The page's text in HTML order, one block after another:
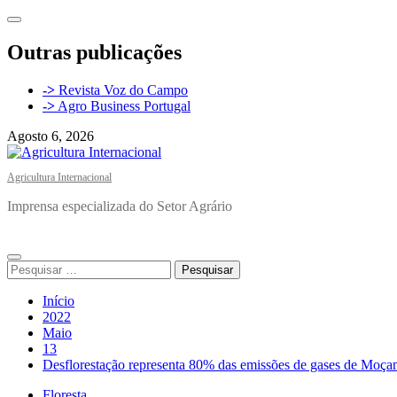
Avançar
o
conteúdo
Outras publicações
-> Revista Voz do Campo
-> Agro Business Portugal
Agosto 6, 2026
Agricultura Internacional
Imprensa especializada do Setor Agrário
Menu
principal
Pesquisar
por:
Início
2022
Maio
13
Desflorestação representa 80% das emissões de gases de